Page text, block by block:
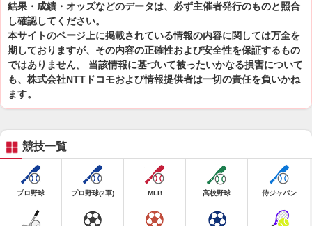
結果・成績・オッズなどのデータは、必ず主催者発行のものと照合
し確認してください。
本サイトのページ上に掲載されている情報の内容に関しては万全を
期しておりますが、その内容の正確性および安全性を保証するもの
ではありません。 当該情報に基づいて被ったいかなる損害について
も、株式会社NTTドコモおよび情報提供者は一切の責任を負いかね
ます。
競技一覧
プロ野球 プロ野球(2軍) MLB 高校野球 侍ジャパン